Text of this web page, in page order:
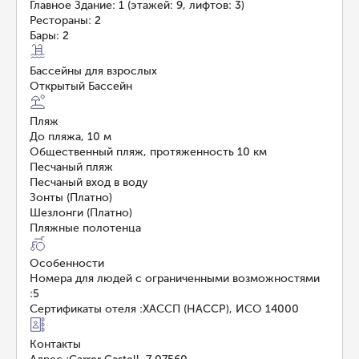
Главное Здание: 1 (этажей: 9, лифтов: 3)
Рестораны: 2
Бары: 2
Бассейны для взрослых
Открытый Бассейн
Пляж
До пляжа, 10 м
Общественный пляж, протяженность 10 км
Песчаный пляж
Песчаный вход в воду
Зонты (Платно)
Шезлонги (Платно)
Пляжные полотенца
Особенности
Номера для людей с ограниченными возможностями
:5
Сертификаты отеля :ХАССП (HACCP), ИСО 14000
Контакты